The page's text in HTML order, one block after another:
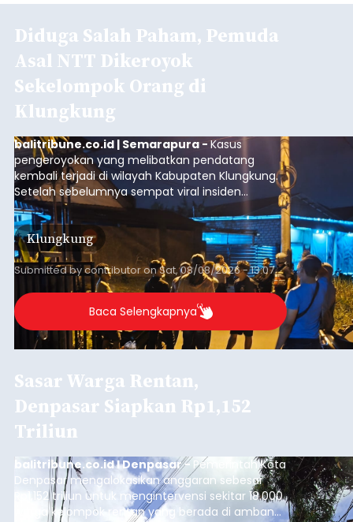
Diduga Salah Paham, Pemuda
Asal NTT Dikeroyok
Sekelompok Orang di
Klungkung
balitribune.co.id | Semarapura -Kasus
pengeroyokan yang melibatkan pendatang
kembali terjadi di wilayah Kabupaten Klungkung.
Setelah sebelumnya sempat viral insiden
keributan di barat Pasar Galiran, peristiwa serupa
kini menimpa seorang pemuda asal Kabupaten
Sumba Barat Daya (SBD), Nusa Tenggara Timur
(NTT).
Klungkung
Submitted bycontributoronSat, 08/08/2026 - 13:07
Baca Selengkapnya
Sasar Warga Rentan,
Denpasar Siapkan Rp1,152
Triliun
balitribune.co.id I Denpasar - Pemerintah Kota
Denpasar mengalokasikan anggaran sebesar
Rp1,152 triliun untuk mengintervensi sekitar 18.000
warga kelompok rentan yang berada di ambang